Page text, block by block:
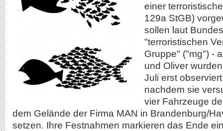
einer
129a StGB)
sollen laut
"terroristischen
Gruppe" ("mg") -
und Oliver
Juli erst
nachdem sie
vier Fahrzeuge
dem Gelände der Firma MAN in Brandenburg/
setzen. Ihre Festnahmen markieren das Ende